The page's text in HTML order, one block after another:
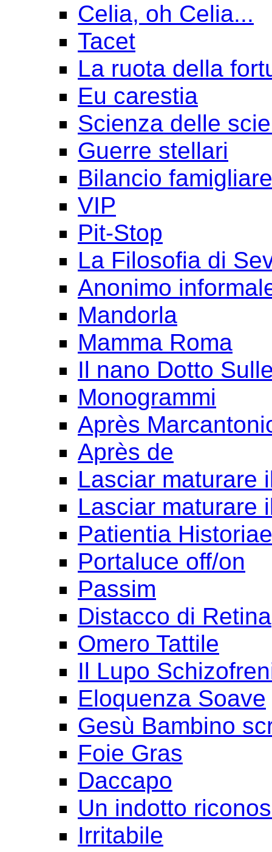
Celia, oh Celia...
Tacet
La ruota della
Eu carestia
Scienza delle
Guerre stellari
Bilancio famigliare
VIP
Pit-Stop
La Filosofia di
Anonimo
Mandorla
Mamma Roma
Il nano Dotto
Monogrammi
Après
Après de
Lasciar maturare
Lasciar maturare
Patientia Historiae
Portaluce off/on
Passim
Distacco di Retina
Omero Tattile
Il Lupo
Eloquenza Soave
Gesù Bambino
Foie Gras
Daccapo
Un indotto
Irritabile